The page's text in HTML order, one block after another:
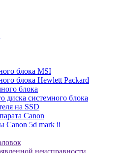
блока MSI
блока Hewlett Packard
блока
диска системного блока
на SSD
Canon
Canon 5d mark ii
неисправности